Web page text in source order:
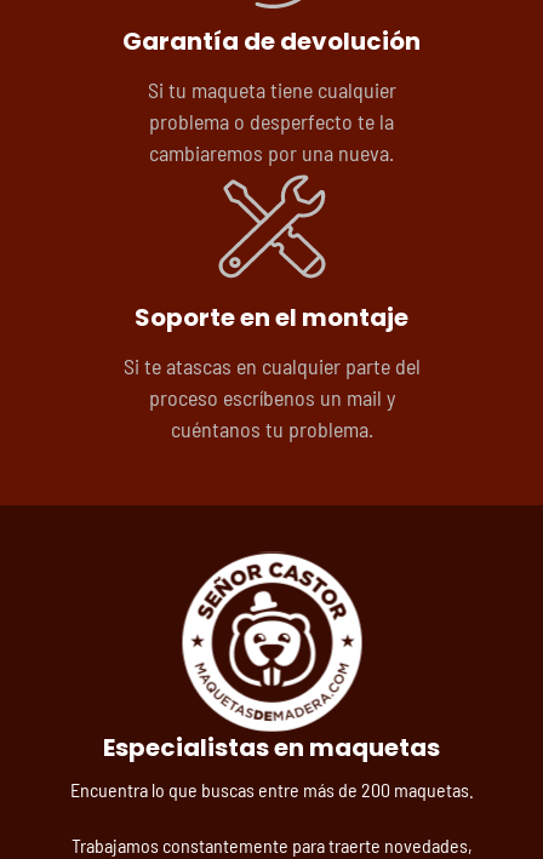
Garantía de devolución
Si tu maqueta tiene cualquier
problema o desperfecto te la
cambiaremos por una nueva.
Soporte en el montaje
Si te atascas en cualquier parte del
proceso escríbenos un mail y
cuéntanos tu problema.
Especialistas en maquetas
Encuentra lo que buscas entre más de 200 maquetas.
Trabajamos constantemente para traerte novedades,